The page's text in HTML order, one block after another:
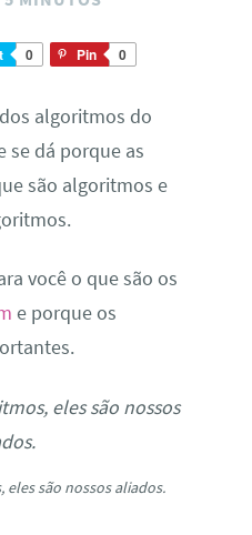
0 Pin 0
algoritmos do
se dá porque as
são algoritmos e
você o que são os
e porque os
são nossos aliados.